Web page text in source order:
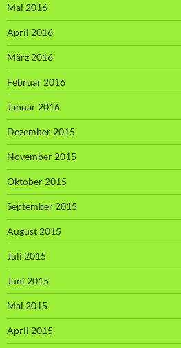
Mai 2016
April 2016
März 2016
Februar 2016
Januar 2016
Dezember 2015
November 2015
Oktober 2015
September 2015
August 2015
Juli 2015
Juni 2015
Mai 2015
April 2015